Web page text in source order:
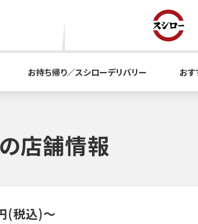
お持ち帰り／スシローデリバリー おす
店舗情報
(税込)～